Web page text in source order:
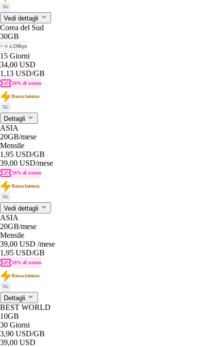
5G
Vedi dettagli
Corea del Sud
30GB
+ ∞ a 2Mbps
15 Giorni
34,00 USD
1,13 USD/GB
10% di sconto
Bassa latenza
5G
Dettagli
ASIA
20GB/mese
Mensile
1,95 USD/GB
39,00 USD/mese
10% di sconto
Bassa latenza
5G
Vedi dettagli
ASIA
20GB/mese
Mensile
39,00 USD /mese
1,95 USD/GB
10% di sconto
Bassa latenza
5G
Dettagli
BEST WORLD
10GB
30 Giorni
3,90 USD/GB
39,00 USD